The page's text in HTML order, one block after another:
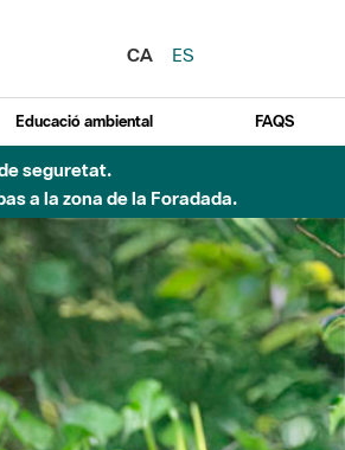
CA
ES
Educació ambiental FAQS
seguretat.
a la zona de la Foradada.